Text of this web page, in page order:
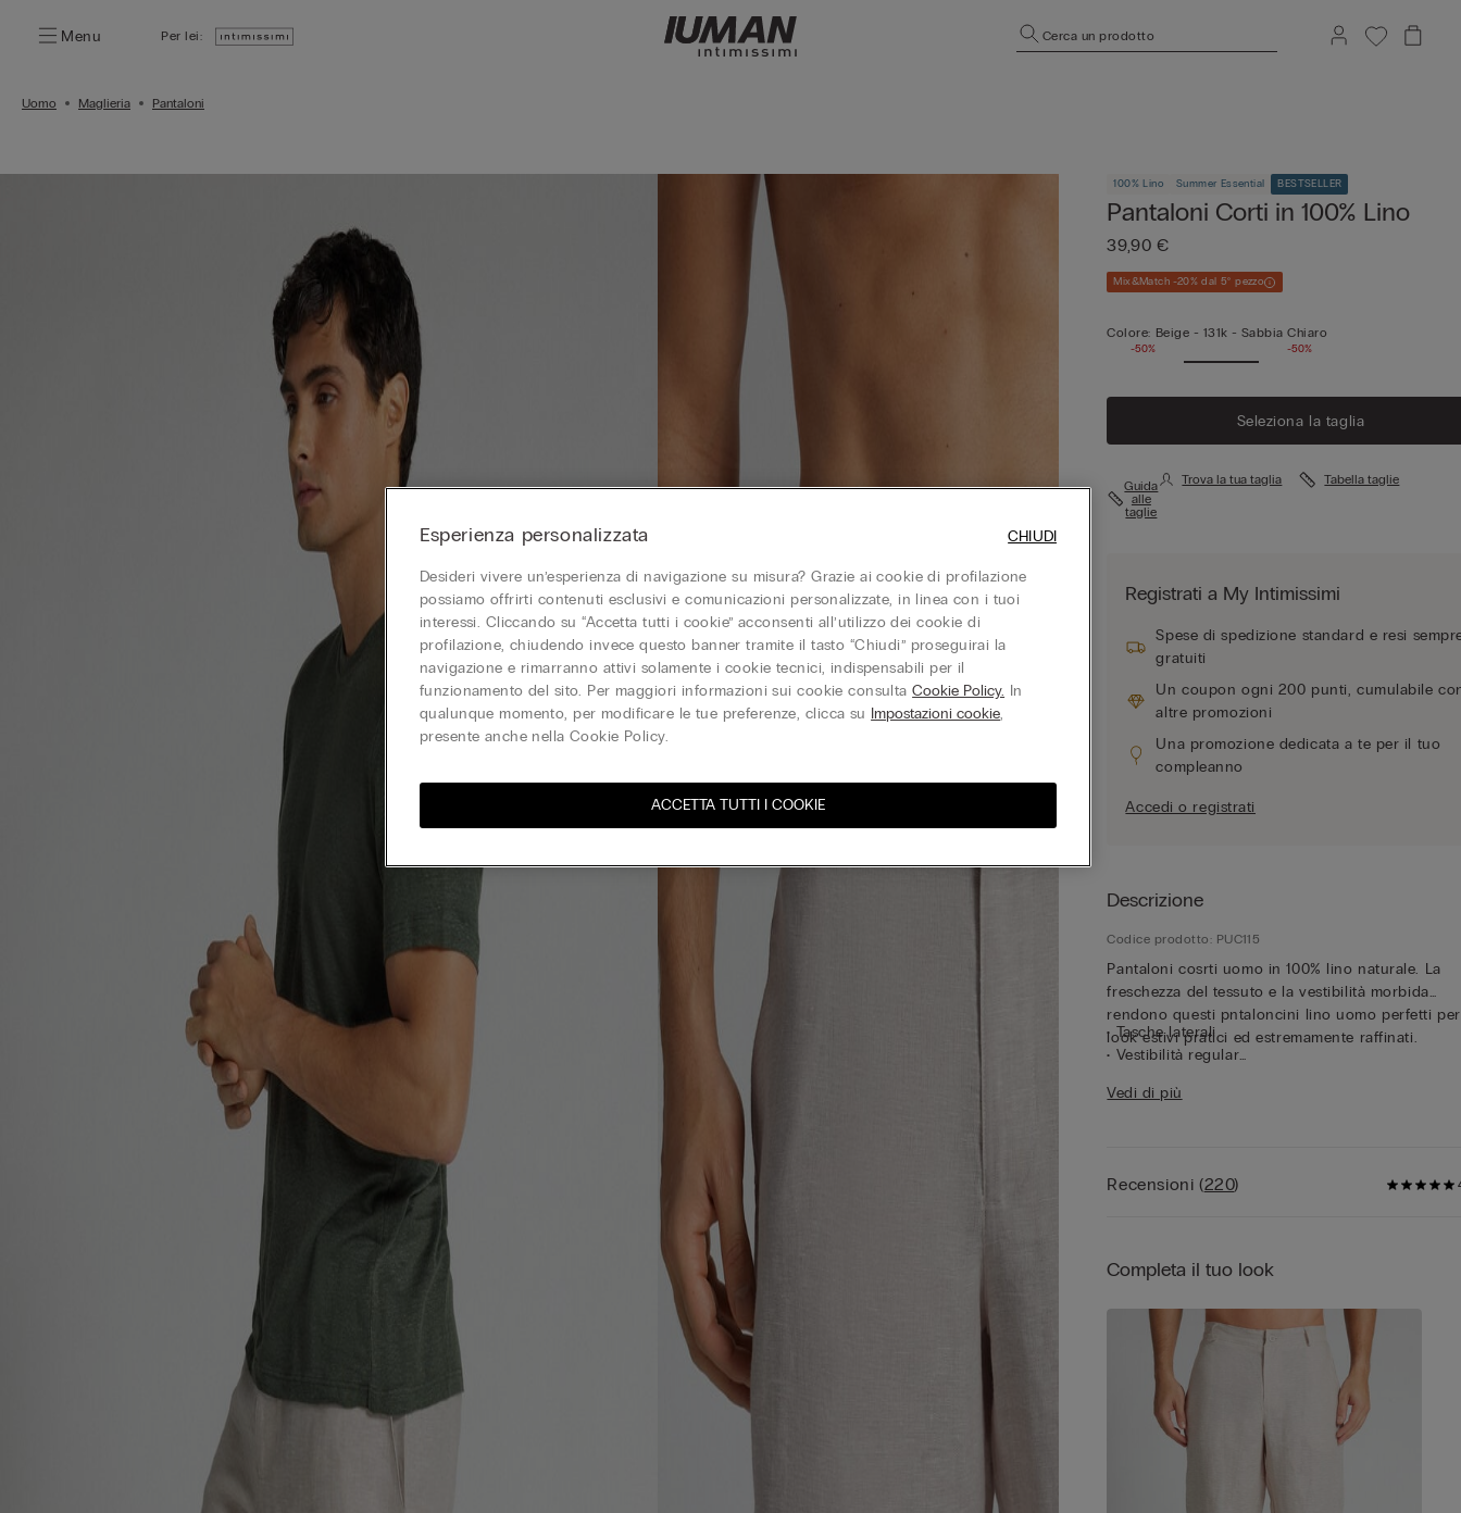
Menu Per lei: Cerca un prodotto
Uomo Maglieria Pantaloni
100% Lino Summer Essential BESTSELLER
Pantaloni Corti in 100% Lino
39,90 €
Mix&Match -20% dal 5° pezzo
Colore: Beige - 131k - Sabbia Chiaro
-50% -50%
Seleziona la taglia
Guida
alle
taglie
Trova la tua taglia Tabella taglie
Registrati a My Intimissimi
Spese di spedizione standard e resi
gratuiti
Un coupon ogni 200 punti, cumulabile
altre promozioni
Una promozione dedicata a te per il tuo
compleanno
Accedi o registrati
Descrizione
Codice prodotto: PUC115
Pantaloni cosrti uomo in 100% lino naturale. La
freschezza del tessuto e la vestibilità morbida
rendono questi pntaloncini lino uomo perfetti per
look estivi pratici ed estremamente raffinati.
• Tasche laterali
• Vestibilità regular
Vedi di più
Recensioni (220)
Completa il tuo look
Esperienza personalizzata
Desideri vivere un’esperienza di navigazione su misura? Grazie ai cookie di profilazione
possiamo offrirti contenuti esclusivi e comunicazioni personalizzate, in linea con i tuoi
interessi. Cliccando su “Accetta tutti i cookie” acconsenti all’utilizzo dei cookie di
profilazione, chiudendo invece questo banner tramite il tasto “Chiudi” proseguirai la
navigazione e rimarranno attivi solamente i cookie tecnici, indispensabili per il
funzionamento del sito. Per maggiori informazioni sui cookie consultaCookie Policy. In
qualunque momento, per modificare le tue preferenze, clicca su Impostazioni cookie,
presente anche nella Cookie Policy.
ACCETTA TUTTI I COOKIE
CHIUDI